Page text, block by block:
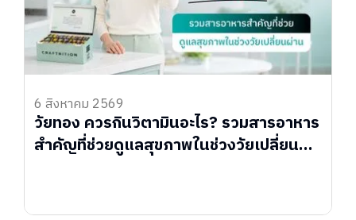
6 สิงหาคม 2569
วัยทอง ควรกินวิตามินอะไร? รวมสารอาหาร
สำคัญที่ช่วยดูแลสุขภาพในช่วงวัยเปลี่ยน